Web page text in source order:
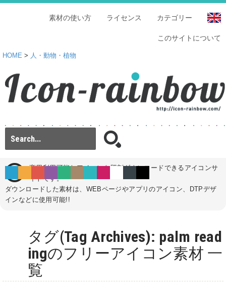
カテゴリー
ライセンス
素材の使い方
このサイトについて
HOME > 人・動物・植物
商用利用可能なアイコンを即刻ダウンロードできるアイコンサ
イトです。
ダウンロードした素材は、WEBページやアプリのアイコン、DTPデザ
インなどに使用可能!!
タグ(Tag Archives): palm read
ingのフリーアイコン素材 一
覧